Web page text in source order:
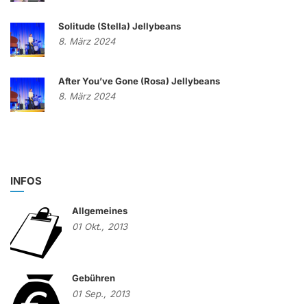
Solitude (Stella) Jellybeans
8. März 2024
After You’ve Gone (Rosa) Jellybeans
8. März 2024
INFOS
Allgemeines
01 Okt., 2013
Gebühren
01 Sep., 2013